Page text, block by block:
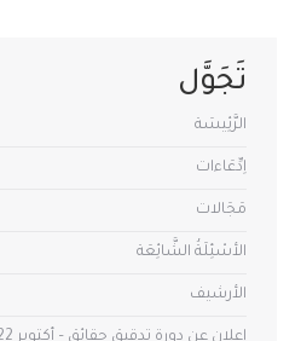
تَجَوَّل
الرَّئِيسَة
اِدِّعَاءات
مَجَالات
الأسْئِلَةُ الشَّائِعَة
الأرشيف
إعلان عن دورة تدقيق حقائق – أكتوبر 2022